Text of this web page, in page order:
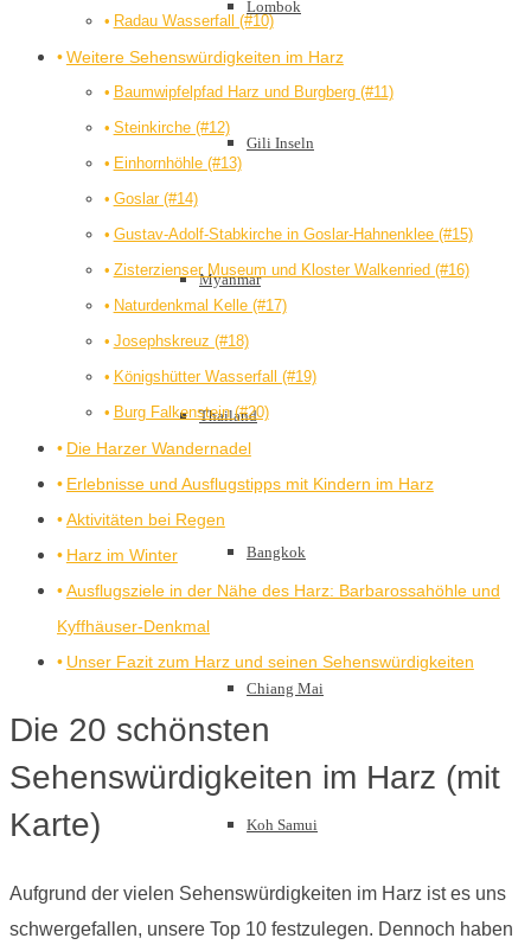
Lombok
Gili Inseln
Myanmar
Thailand
Bangkok
Chiang Mai
Koh Samui
Radau Wasserfall (#10)
Weitere Sehenswürdigkeiten im Harz
Baumwipfelpfad Harz und Burgberg (#11)
Steinkirche (#12)
Einhornhöhle (#13)
Goslar (#14)
Gustav-Adolf-Stabkirche in Goslar-Hahnenklee (#15)
Zisterzienser Museum und Kloster Walkenried (#16)
Naturdenkmal Kelle (#17)
Josephskreuz (#18)
Königshütter Wasserfall (#19)
Burg Falkenstein (#20)
Die Harzer Wandernadel
Erlebnisse und Ausflugstipps mit Kindern im Harz
Aktivitäten bei Regen
Harz im Winter
Ausflugsziele in der Nähe des Harz: Barbarossahöhle und
Kyffhäuser-Denkmal
Unser Fazit zum Harz und seinen Sehenswürdigkeiten
Die 20 schönsten
Sehenswürdigkeiten im Harz (mit
Karte)
Aufgrund der vielen Sehenswürdigkeiten im Harz ist es uns
schwergefallen, unsere Top 10 festzulegen. Dennoch haben